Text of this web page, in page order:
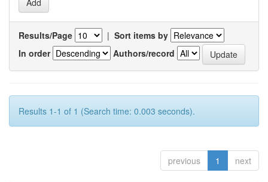
Results/Page | Sort items by
In order
Authors/record
Results 1-1 of 1 (Search time: 0.003 seconds).
previous 1 next